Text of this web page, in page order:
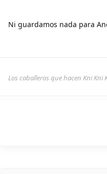
Ni guardamos nada para
Los caballeros que hacen Kni Kni